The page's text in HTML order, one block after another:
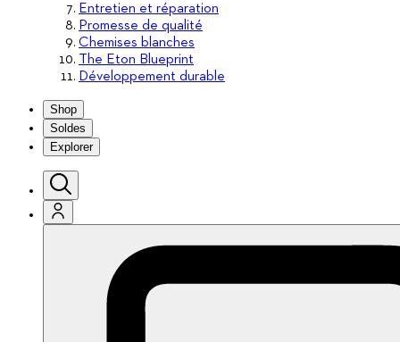
Entretien et réparation
Promesse de qualité
Chemises blanches
The Eton Blueprint
Développement durable
Shop
Soldes
Explorer